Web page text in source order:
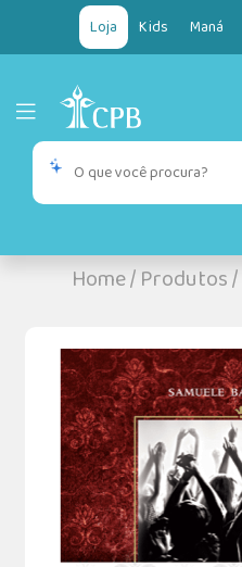
Loja Kids Maná
Home/Produtos/